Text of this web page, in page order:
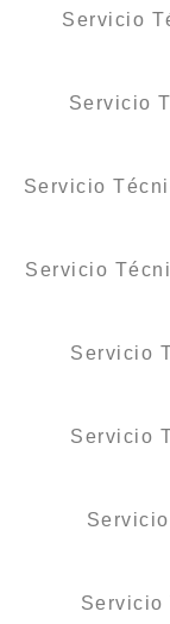
Servicio
Servicio
Servicio
Servicio
Servicio
Servicio
Servicio